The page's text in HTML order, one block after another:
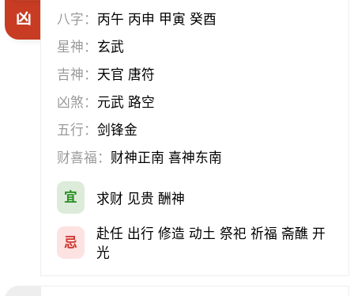
凶
八字： 丙午 丙申 甲寅 癸酉
星神： 玄武
吉神： 天官 唐符
凶煞： 元武 路空
五行：剑锋金
财喜福： 财神正南 喜神东南
宜 求财 见贵 酬神
忌
赴任 出行 修造 动土 祭祀 祈福 斋醮 开
光